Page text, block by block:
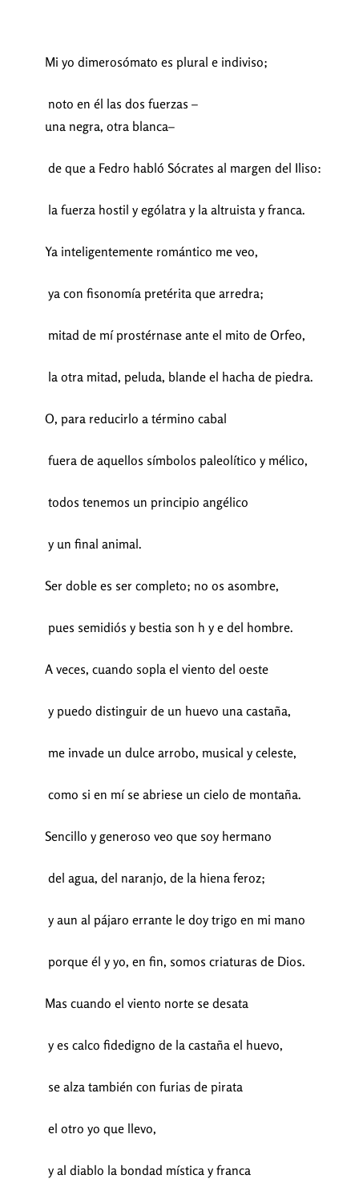
Mi yo dimerosómato es plural e indiviso;
noto en él las dos fuerzas –
una negra, otra blanca–
de que a Fedro habló Sócrates al margen del Iliso:
la fuerza hostil y ególatra y la altruista y franca.
Ya inteligentemente romántico me veo,
ya con fisonomía pretérita que arredra;
mitad de mí prostérnase ante el mito de Orfeo,
la otra mitad, peluda, blande el hacha de piedra.
O, para reducirlo a término cabal
fuera de aquellos símbolos paleolítico y mélico,
todos tenemos un principio angélico
y un final animal.
Ser doble es ser completo; no os asombre,
pues semidiós y bestia son h y e del hombre.
A veces, cuando sopla el viento del oeste
y puedo distinguir de un huevo una castaña,
me invade un dulce arrobo, musical y celeste,
como si en mí se abriese un cielo de montaña.
Sencillo y generoso veo que soy hermano
del agua, del naranjo, de la hiena feroz;
y aun al pájaro errante le doy trigo en mi mano
porque él y yo, en fin, somos criaturas de Dios.
Mas cuando el viento norte se desata
y es calco fidedigno de la castaña el huevo,
se alza también con furias de pirata
el otro yo que llevo,
y al diablo la bondad mística y franca